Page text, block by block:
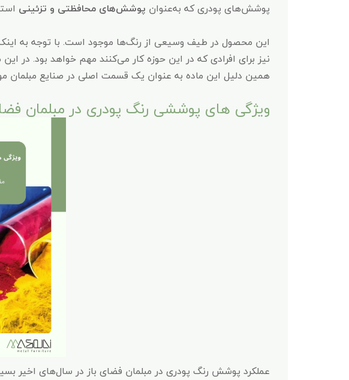
پوشش‌های پودری که به‌عنوان پوشش‌های محافظتی و تزئینی
این محصول در طیف وسیعی از رنگ‌ها موجود است. با توجه به
نیز برای افرادی که در این حوزه کار می‌کنند مهم خواهد بود. در
همین دلیل این ماده به عنوان یک قسمت اصلی در صنایع مبلمان
ویژگی های پوششی رنگ پودری در مبلمان
عملکرد پوشش رنگ پودری در مبلمان فضای باز در سال‌های اخیر